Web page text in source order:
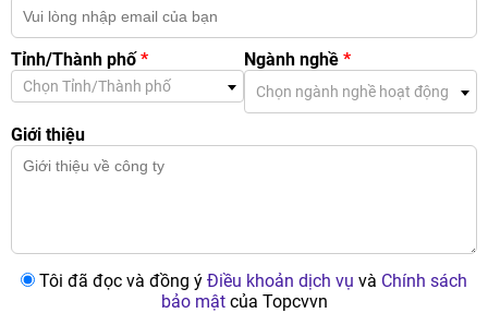
Tỉnh/Thành phố*
Chọn Tỉnh/Thành phố
Ngành nghề *
Chọn ngành nghề hoạt động
Giới thiệu
Tôi đã đọc và đồng ý Điều khoản dịch vụ và Chính sách
bảo mậtcủa Topcvvn